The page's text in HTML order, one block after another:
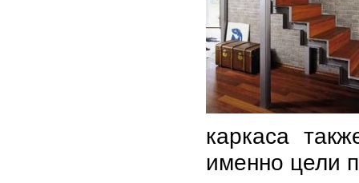
каркаса
именно цели